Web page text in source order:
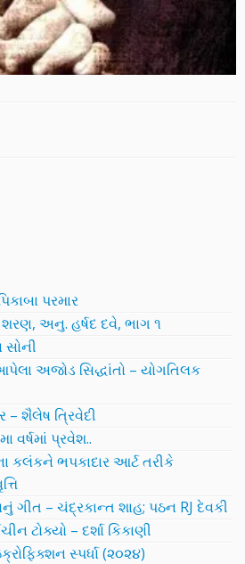
પરમાર
અનુ. હર્ષદ દવે, ભાગ ૧
અજોડ સિદ્ધાંતો – યોગતિલક
– શૈલેષ ત્રિવેદી
વર્ષમાં પ્રવેશ..
કલંકને ભપકાદાર આર્ટ તરીકે
ગીત – ચંદ્રકાન્ત શાહ; પઠન RJ દેવકી
ટોક્યો – દર્શા કિકાણી
સ્પર્ધા (૨૦૨૪)